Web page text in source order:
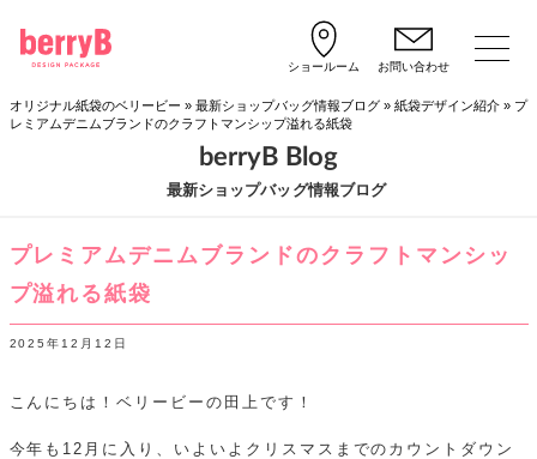
ショールーム お問い合わせ
オリジナル紙袋のベリービー » 最新ショップバッグ情報ブログ» 紙袋デザイン紹介» プ
レミアムデニムブランドのクラフトマンシップ溢れる紙袋
最新ショップバッグ情報ブログ
berryB Blog
プレミアムデニムブランドのクラフトマンシッ
プ溢れる紙袋
2025年12月12日
こんにちは！ベリービーの田上です！
今年も12月に入り、いよいよクリスマスまでのカウントダウン